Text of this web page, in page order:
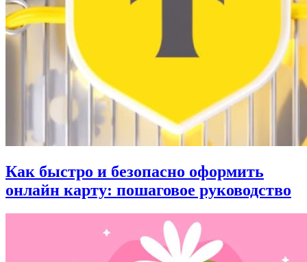
Как быстро и безопасно оформить
онлайн карту: пошаговое руководство